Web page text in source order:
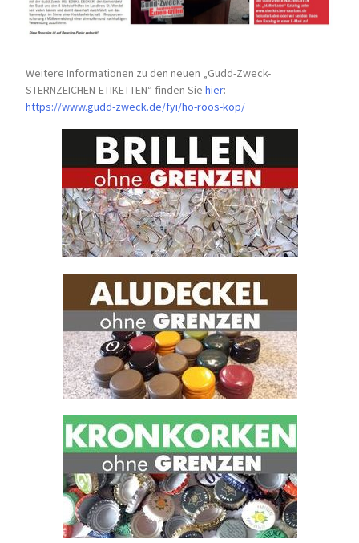
Weitere Informationen zu den neuen „Gudd-Zweck-
STERNZEICHEN-ETIKETTEN“ finden Siehier:
https://www.gudd-zweck.de/fyi/ho-roos-kop/